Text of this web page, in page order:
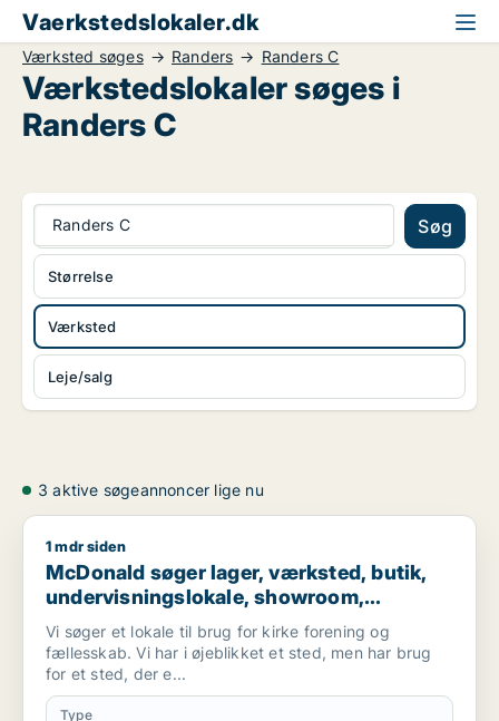
Vaerkstedslokaler.dk
Værksted søges Randers Randers C
Værkstedslokaler søges i
Randers C
Randers C Søg
Værksted
Leje/salg
Størrelse
3 aktive søgeannoncer lige nu
McDonald søger lager, værksted, butik,
1 mdr siden
McDonald søger lager, værksted, butik,
undervisningslokale, showroom,
produktionslokaler eller garage til leje i
Randers eller Randers SV
Vi søger et lokale til brug for kirke forening og
fællesskab. Vi har i øjeblikket et sted, men har brug
for et sted, der e...
Type